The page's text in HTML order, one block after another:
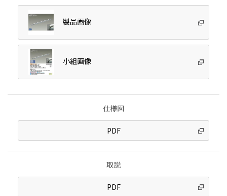
製品画像
小組画像
仕様図
PDF
取説
PDF